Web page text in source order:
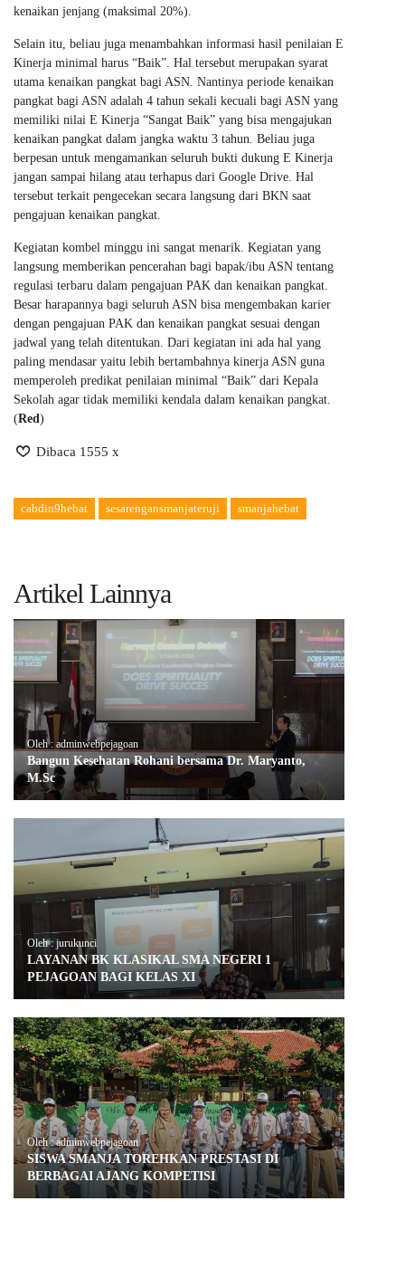
kenaikan jenjang (maksimal 20%).
Selain itu, beliau juga menambahkan informasi hasil penilaian E
Kinerja minimal harus “Baik”. Hal tersebut merupakan syarat
utama kenaikan pangkat bagi ASN. Nantinya periode kenaikan
pangkat bagi ASN adalah 4 tahun sekali kecuali bagi ASN yang
memiliki nilai E Kinerja “Sangat Baik” yang bisa mengajukan
kenaikan pangkat dalam jangka waktu 3 tahun. Beliau juga
berpesan untuk mengamankan seluruh bukti dukung E Kinerja
jangan sampai hilang atau terhapus dari Google Drive. Hal
tersebut terkait pengecekan secara langsung dari BKN saat
pengajuan kenaikan pangkat.
Kegiatan kombel minggu ini sangat menarik. Kegiatan yang
langsung memberikan pencerahan bagi bapak/ibu ASN tentang
regulasi terbaru dalam pengajuan PAK dan kenaikan pangkat.
Besar harapannya bagi seluruh ASN bisa mengembakan karier
dengan pengajuan PAK dan kenaikan pangkat sesuai dengan
jadwal yang telah ditentukan. Dari kegiatan ini ada hal yang
paling mendasar yaitu lebih bertambahnya kinerja ASN guna
memperoleh predikat penilaian minimal “Baik” dari Kepala
Sekolah agar tidak memiliki kendala dalam kenaikan pangkat.
(Red )
Dibaca 1555 x
cabdin9hebat sesarengansmanjateruji smanjahebat
Artikel Lainnya
Oleh : adminwebpejagoan
Bangun Kesehatan Rohani bersama Dr. Maryanto,
M.Sc
Oleh : jurukunci
LAYANAN BK KLASIKAL SMA NEGERI 1
PEJAGOAN BAGI KELAS XI
Oleh : adminwebpejagoan
SISWA SMANJA TOREHKAN PRESTASI DI
BERBAGAI AJANG KOMPETISI